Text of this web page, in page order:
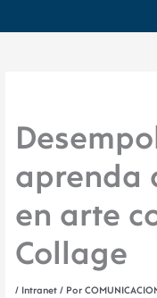
aprenda
en arte
Collage
/ Intranet/ Por